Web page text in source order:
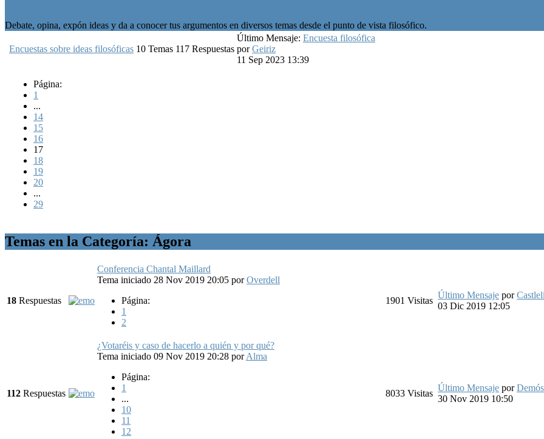
Debate, opina, expón ideas y da a conocer tus argumentos en diversos temas desde el punto de vista filosófico.
Encuestas sobre ideas filosóficas 10 Temas 117 Respuestas
Último Mensaje: Encuesta filosófica
porGeiriz
11 Sep 2023 13:39
Página:
1
...
14
15
16
17
18
19
20
...
29
Temas en la Categoría: Ágora
18 Respuestas
Conferencia Chantal Maillard
Tema iniciado 28 Nov 2019 20:05 porOverdell
Página:
1
2
1901 Visitas
Último Mensaje por
03 Dic 2019 12:05
112 Respuestas
¿Votaréis y caso de hacerlo a quién y por qué?
Tema iniciado 09 Nov 2019 20:28 porAlma
Página:
1
...
10
11
12
8033 Visitas
Último Mensaje por
30 Nov 2019 10:50